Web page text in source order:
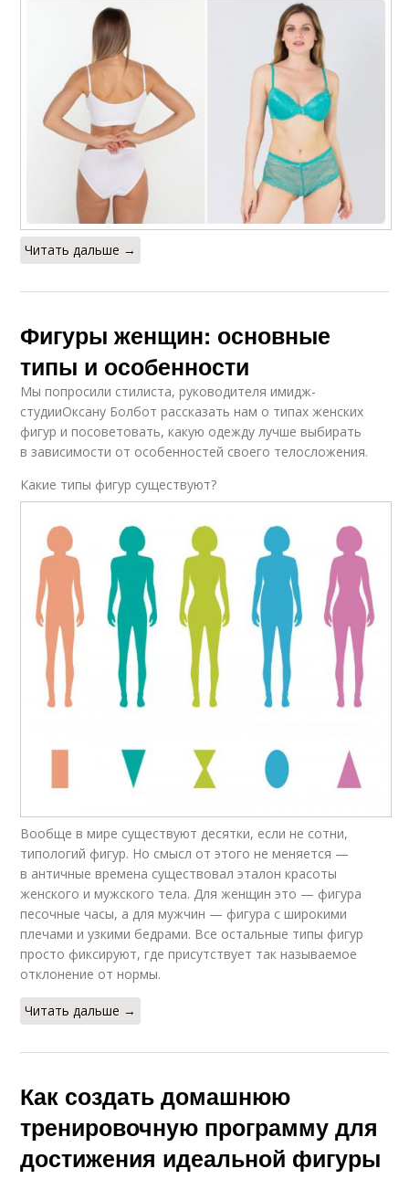
Читать дальше →
Фигуры женщин: основные
типы и особенности
Мы попросили стилиста, руководителя имидж-
студииОксану Болбот рассказать нам о типах женских
фигур и посоветовать, какую одежду лучше выбирать
в зависимости от особенностей своего телосложения.
Какие типы фигур существуют?
Вообще в мире существуют десятки, если не сотни,
типологий фигур. Но смысл от этого не меняется —
в античные времена существовал эталон красоты
женского и мужского тела. Для женщин это — фигура
песочные часы, а для мужчин — фигура с широкими
плечами и узкими бедрами. Все остальные типы фигур
просто фиксируют, где присутствует так называемое
отклонение от нормы.
Читать дальше →
Как создать домашнюю
тренировочную программу для
достижения идеальной фигуры